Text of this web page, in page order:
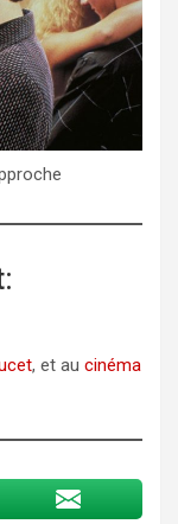
, et au cinéma